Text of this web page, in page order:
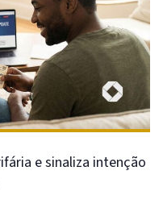
e sinaliza intenção